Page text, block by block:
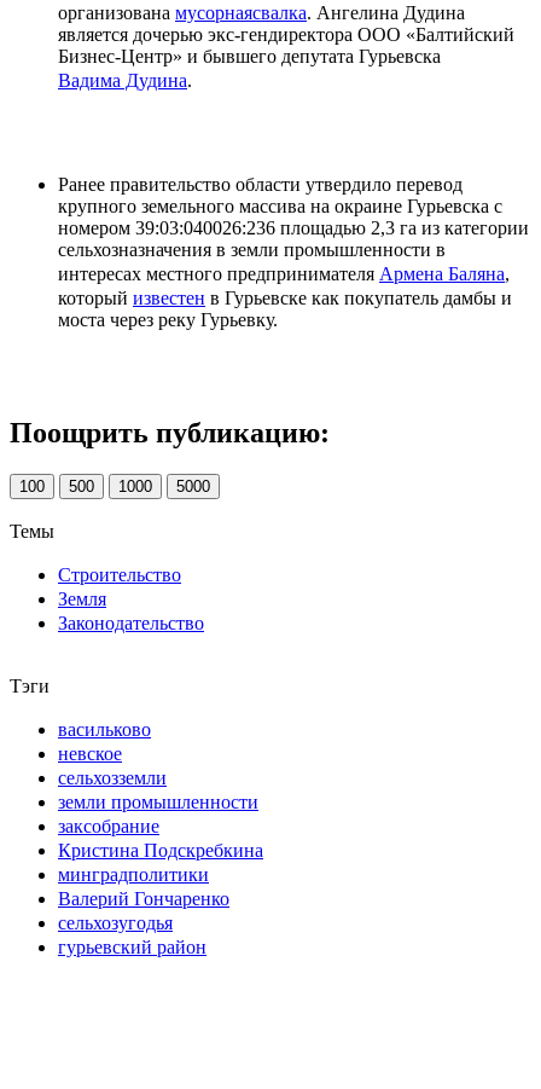
организована мусорнаясвалка. Ангелина Дудина
является дочерью экс-гендиректора ООО «Балтийский
Бизнес-Центр» и бывшего депутата Гурьевска
Вадима Дудина.
Ранее правительство области утвердило перевод
крупного земельного массива на окраине Гурьевска с
номером 39:03:040026:236 площадью 2,3 га из категории
сельхозназначения в земли промышленности в
интересах местного предпринимателя Армена Баляна,
который известен в Гурьевске как покупатель дамбы и
моста через реку Гурьевку.
Поощрить публикацию:
100 500 1000 5000
Темы
Строительство
Земля
Законодательство
Тэги
васильково
невское
сельхозземли
земли промышленности
заксобрание
Кристина Подскребкина
минградполитики
Валерий Гончаренко
сельхозугодья
гурьевский район